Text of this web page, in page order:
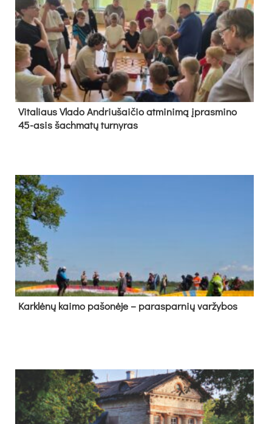
Vi­ta­liaus Vla­do And­riu­šai­čio at­mi­ni­mą įpras­mi­no
45-asis šach­ma­tų tur­ny­ras
Kark­lė­nų kai­mo pa­šo­nė­je – pa­ras­par­nių var­žy­bos